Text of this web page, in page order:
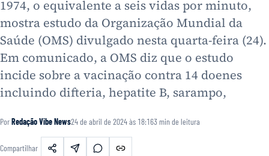
1974, o equivalente a seis vidas por minuto,
mostra estudo da Organização Mundial da
Saúde (OMS) divulgado nesta quarta-feira (24).
Em comunicado, a OMS diz que o estudo
incide sobre a vacinação contra 14 doenes
incluindo difteria, hepatite B, sarampo,
PorRedação Vibe News24 de abril de 2024 às 18:163 min de leitura
Compartilhar